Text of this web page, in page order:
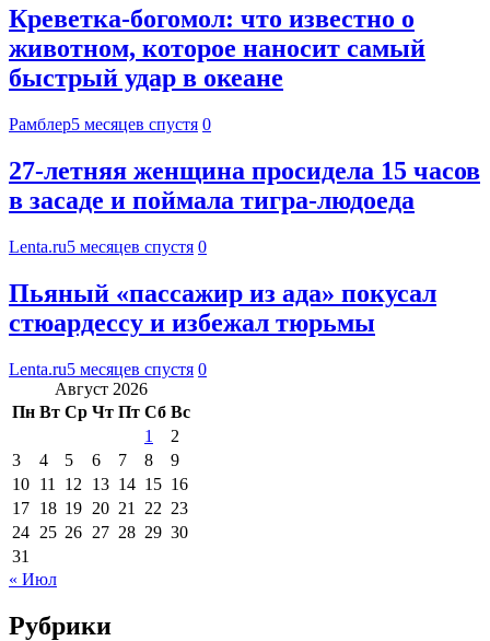
Креветка-богомол: что известно о
животном, которое наносит самый
быстрый удар в океане
Рамблер5 месяцев спустя 0
27-летняя женщина просидела 15 часов
в засаде и поймала тигра-людоеда
Lenta.ru5 месяцев спустя 0
Пьяный «пассажир из ада» покусал
стюардессу и избежал тюрьмы
Lenta.ru5 месяцев спустя 0
Август 2026
Пн Вт Ср Чт Пт Сб Вс
1
2
3
4 5 6 7 8
9
10 11 12 13 14 15 16
17 18 19 20 21 22 23
24 25 26 27 28 29 30
31
« Июл
Рубрики